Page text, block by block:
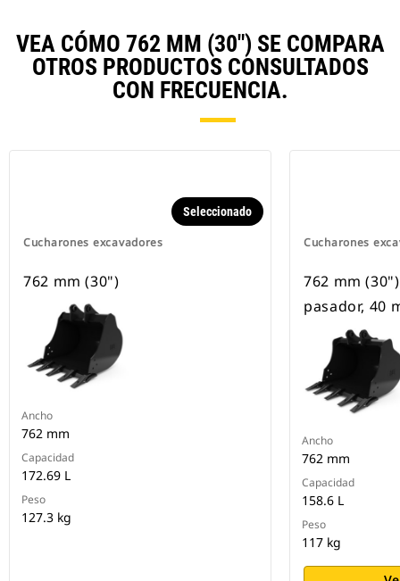
VEA CÓMO 762 MM (30") SE COMPARA
OTROS PRODUCTOS CONSULTADOS
CON FRECUENCIA.
Cucharones excavadores
Seleccionado
762 mm (30")
Ancho
762 mm
Capacidad
172.69 L
Peso
127.3 kg
Cucharones
762 mm
pasador, 40
Ancho
762 mm
Capacidad
158.6 L
Peso
117 kg